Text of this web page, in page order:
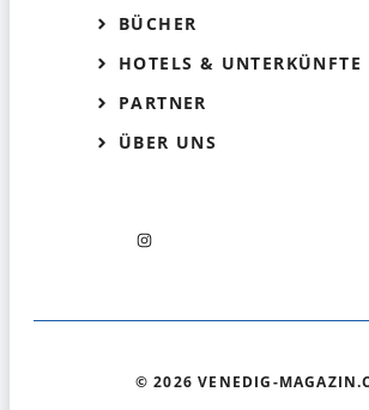
BÜCHER
HOTELS & UNTERKÜNFTE
PARTNER
ÜBER UNS
© 2026 VENEDIG-